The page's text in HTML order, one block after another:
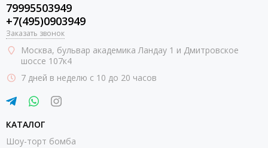
79995503949
+7(495)0903949
Заказать звонок
Москва, бульвар академика Ландау 1 и Дмитровское
шоссе 107к4
7 дней в неделю с 10 до 20 часов
КАТАЛОГ
Шоу-торт бомба